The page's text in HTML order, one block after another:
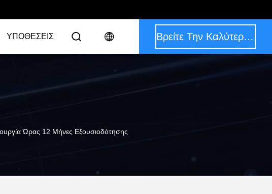
ΥΠΟΘΈΣΕΙΣ Βρείτε Την Καλύτερη Τιμή
Ώρας 12 Μήνες Εξουσιοδότησης